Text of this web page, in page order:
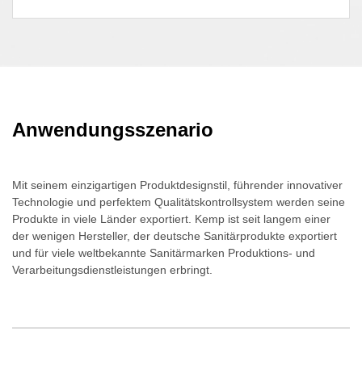
Anwendungsszenario
Mit seinem einzigartigen Produktdesignstil, führender innovativer
Technologie und perfektem Qualitätskontrollsystem werden seine
Produkte in viele Länder exportiert. Kemp ist seit langem einer
der wenigen Hersteller, der deutsche Sanitärprodukte exportiert
und für viele weltbekannte Sanitärmarken Produktions- und
Verarbeitungsdienstleistungen erbringt.